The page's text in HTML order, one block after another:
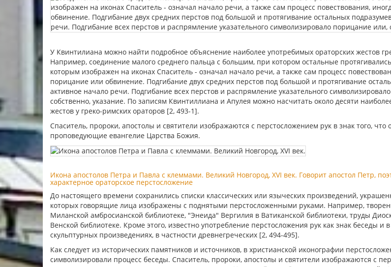
У Квинтилиана можно найти подробное объяснение наиболее употребимых ораторских жестов
Например, соединение малого среднего пальца с большим, при котором остальные протягивались
которым изображен на иконах Спаситель - означал начало речи, а также сам процесс
порицание или обвинение. Подгибание двух средних перстов под большой и протягивание
активное начало речи. Подгибание всех перстов и распрямление указательного
собственно, указание. По записям Квинтиллиана и Апулея можно насчитать около десяти
жестов у греко-римских ораторов [2, 493-1].
Спаситель, пророки, апостолы и святители изображаются с перстосложением рук в знак того, что
проповедующие евангелие Царства Божия.
Икона апостолов Петра и Павла с клеммами. Великий Новгород, XVI век. Говорит апостол Петр,
характерное ораторское перстосложение
До настоящего времени сохранились списки классических или языческих произведений,
которых говорящие лица изображены с поднятыми перстосложенными руками. Например,
Миланской амбросианской библиотеке, "Энеида" Вергилия в Ватиканской библиотеки, труды
Венской библиотеке. Кроме этого, известно употребление перстосложения рук как знак беседы и
скульптурных произведениях, в частности древнегреческих [2, 494-495].
Как следует из исторических памятников и источников, в христианской иконографии
символизировали процесс беседы. Спаситель, пророки, апостолы и святители изображаются с